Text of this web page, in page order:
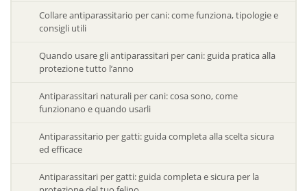
Collare antiparassitario per cani: come funziona, tipologie e
consigli utili
Quando usare gli antiparassitari per cani: guida pratica alla
protezione tutto l’anno
Antiparassitari naturali per cani: cosa sono, come
funzionano e quando usarli
Antiparassitario per gatti: guida completa alla scelta sicura
ed efficace
Antiparassitari per gatti: guida completa e sicura per la